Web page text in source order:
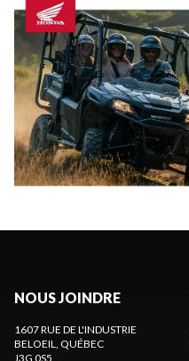
NOUS JOINDRE
1607 RUE DE L'INDUSTRIE
BELOEIL
, QUÉBEC
J3G 0S5